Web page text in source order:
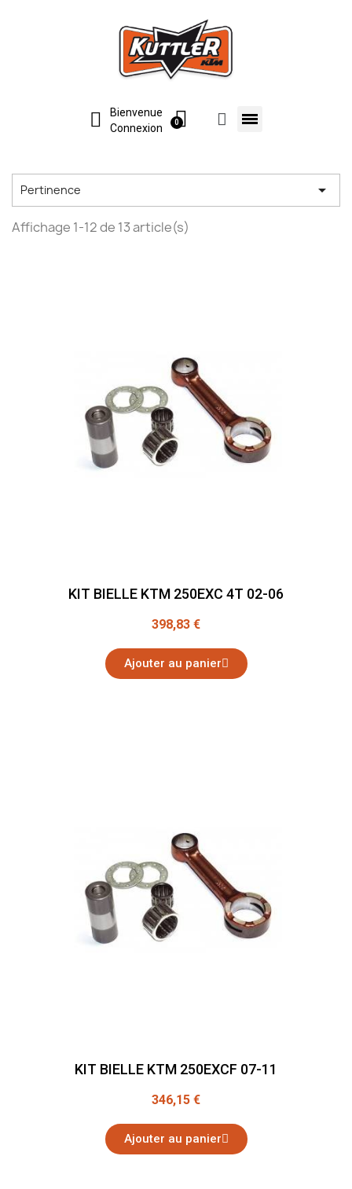
Bienvenue
Connexion
Pertinence 
Affichage 1-12 de 13 article(s)
KIT BIELLE KTM 250EXC 4T 02-06
398,83 €
Ajouter au panier
KIT BIELLE KTM 250EXCF 07-11
346,15 €
Ajouter au panier